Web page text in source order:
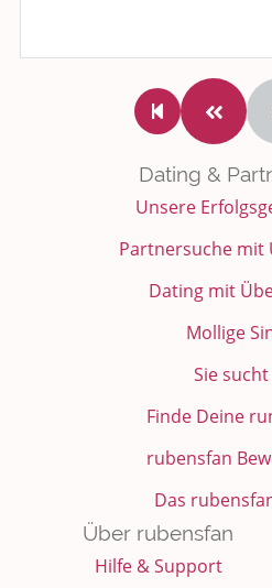
Dating &
Unsere
Partnersuche mit
Dating mit
Mollige
Sie
Finde Deine
rubensfan
Das
Über rubensfan
Hilfe & Support